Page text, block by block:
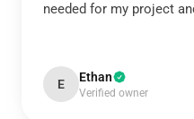
needed for my project
E Ethan
Verified owner